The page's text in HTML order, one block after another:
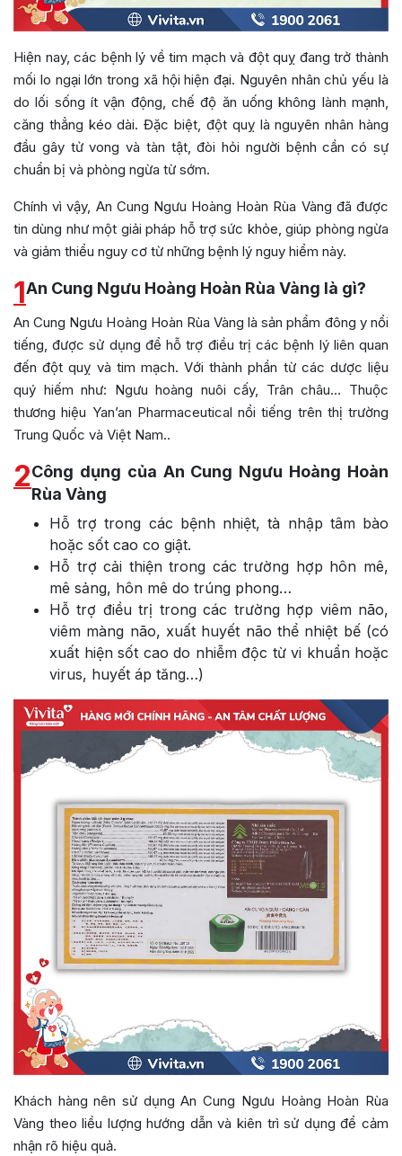
Hiện nay, các bệnh lý về tim mạch và đột quỵ đang trở thành
mối lo ngại lớn trong xã hội hiện đại. Nguyên nhân chủ yếu là
do lối sống ít vận động, chế độ ăn uống không lành mạnh,
căng thẳng kéo dài. Đặc biệt, đột quỵ là nguyên nhân hàng
đầu gây tử vong và tàn tật, đòi hỏi người bệnh cần có sự
chuẩn bị và phòng ngừa từ sớm.
Chính vì vậy, An Cung Ngưu Hoàng Hoàn Rùa Vàng đã được
tin dùng như một giải pháp hỗ trợ sức khỏe, giúp phòng ngừa
và giảm thiểu nguy cơ từ những bệnh lý nguy hiểm này.
1An Cung Ngưu Hoàng Hoàn Rùa Vàng là gì?
An Cung Ngưu Hoàng Hoàn Rùa Vàng là sản phẩm đông y nổi
tiếng, được sử dụng để hỗ trợ điều trị các bệnh lý liên quan
đến đột quỵ và tim mạch. Với thành phần từ các dược liệu
quý hiếm như: Ngưu hoàng nuôi cấy, Trân châu… Thuộc
thương hiệu Yan’an Pharmaceutical nổi tiếng trên thị trường
Trung Quốc và Việt Nam..
2Công dụng của An Cung Ngưu Hoàng Hoàn
Rùa Vàng
Hỗ trợ trong các bệnh nhiệt, tà nhập tâm bào
hoặc sốt cao co giật.
Hỗ trợ cải thiện trong các trường hợp hôn mê,
mê sảng, hôn mê do trúng phong…
Hỗ trợ điều trị trong các trường hợp viêm não,
viêm màng não, xuất huyết não thể nhiệt bế (có
xuất hiện sốt cao do nhiễm độc từ vi khuẩn hoặc
virus, huyết áp tăng…)
Khách hàng nên sử dụng An Cung Ngưu Hoàng Hoàn Rùa
Vàng theo liều lượng hướng dẫn và kiên trì sử dụng để cảm
nhận rõ hiệu quả.